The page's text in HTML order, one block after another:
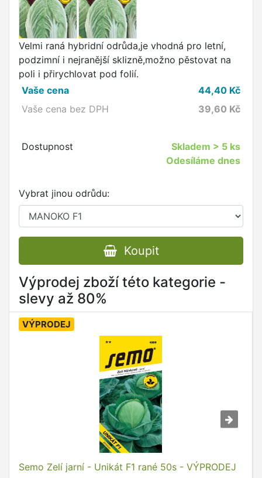
Velmi raná hybridní odrůda,je vhodná pro letní,
podzimní i nejranější sklizně,možno pěstovat na
poli i přirychlovat pod folií.
Vaše cena
44,40 Kč
Vaše cena bez DPH
39,60 Kč
Dostupnost Skladem > 5 ks
Odesíláme dnes
Vybrat jinou odrůdu:
Koupit
Výprodej zboží této kategorie -
slevy až 80%
VÝPRODEJ
Semo Zelí jarní - Unikát F1 rané 50s - VÝPRODEJ